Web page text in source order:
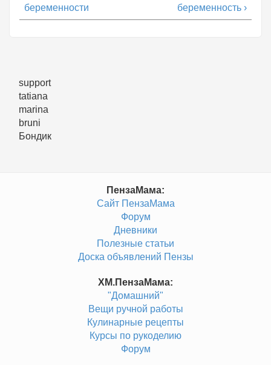
беременности
беременность ›
support
tatiana
marina
bruni
Бондик
ПензаМама:
Сайт ПензаМама
Форум
Дневники
Полезные статьи
Доска объявлений Пензы
ХМ.ПензаМама:
"Домашний"
Вещи ручной работы
Кулинарные рецепты
Курсы по рукоделию
Форум